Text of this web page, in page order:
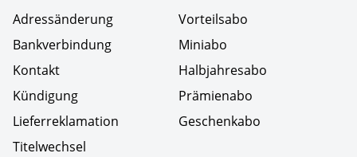
Adressänderung
Bankverbindung
Kontakt
Kündigung
Lieferreklamation
Titelwechsel
Vorteilsabo
Miniabo
Halbjahresabo
Prämienabo
Geschenkabo